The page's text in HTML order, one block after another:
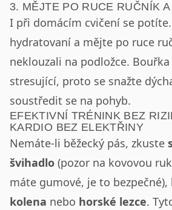
3. MĚJTE PO RUCE RUČNÍK A
I při domácím cvičení se
hydratovaní a mějte po ruce
neklouzali na podložce.
stresující, proto se snažte
soustředit se na pohyb.
EFEKTIVNÍ TRÉNINK BEZ
KARDIO BEZ ELEKTŘINY
Nemáte-li běžecký pás, zkuste
švihadlo (pozor na kovovou
máte gumové, je to bezpečné),
kolena nebo horské lezce.